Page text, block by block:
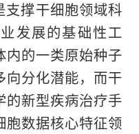
支撑干细胞领域科
发展的基础性工
内的一类原始种子
向分化潜能，而干
的新型疾病治疗手
胞数据核心特征领